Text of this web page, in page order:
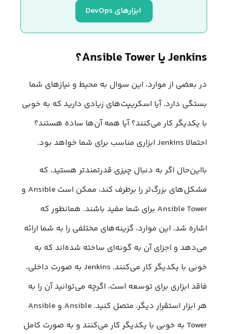
ابزارهای DevOps
Jenkins یا Ansible Tower؟
در بعضی از موارد، این سوال به محیط و نیازهای شما
بستگی دارد. آیا اسکریپت‌های زیادی دارید که به خوبی
با یکدیگر کار می‌کنند؟ آیا همه آن‌ها ساده هستند؟
احتمالا Jenkins ابزاری مناسب برای شما خواهد بود.
با‌این‌حال اگر به دنبال چیزی قدرتمندتر هستید، که
مشکل‌های بزرگ‌تر را برطرف کند، ممکن است Ansible و
Ansible Tower برای شما مفید باشند. همانطور که
اشاره شد، این موارد، گزینه‌های مختلفی را به شما ارائه
می‌دهد و اجزای آن به گونه‌ای ساخته شده‌اند که به
خوبی با یکدیگر کار می‌کنند. Jenkins به صورت داخلی،
فاقد ابزاری برای توسعه است، اگرچه می‌توانید آن را به
هر ابزار استقرار دیگر، متصل کنید. Ansible و Ansible
Tower به خوبی با یکدیگر کار می‌کنند و به صورت کامل